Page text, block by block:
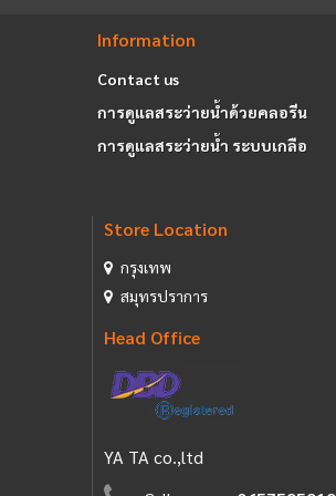
Information
Contact us
การดูแลสระว่ายน้ำด้วยคลอรีน
การดูแลสระว่ายน้ำ ระบบเกลือ
Store Location
กรุงเทพ
สมุทรปราการ
Head Office
YA TA co.,ltd